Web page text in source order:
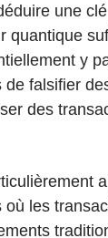
une
quantique
y
falsifier
des
où les